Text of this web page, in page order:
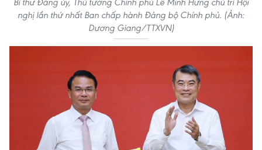
Bí thư Đảng ủy, Thủ tướng Chính phủ Lê Minh Hưng chủ trì Hội
nghị lần thứ nhất Ban chấp hành Đảng bộ Chính phủ. (Ảnh:
Dương Giang/TTXVN)